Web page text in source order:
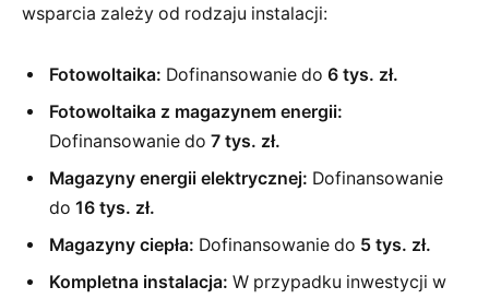
wsparcia zależy od rodzaju instalacji:
Fotowoltaika: Dofinansowanie do 6 tys. zł.
Fotowoltaika z magazynem energii:
Dofinansowanie do 7 tys. zł.
Magazyny energii elektrycznej: Dofinansowanie
do 16 tys. zł.
Magazyny ciepła: Dofinansowanie do 5 tys. zł.
Kompletna instalacja: W przypadku inwestycji w